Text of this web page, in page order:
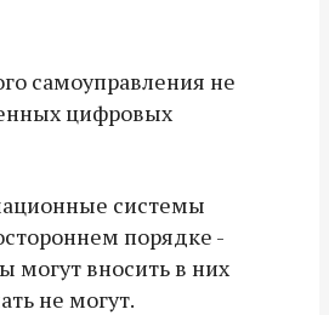
самоуправления не
цифровых
системы
порядке -
могут вносить в них
не могут.